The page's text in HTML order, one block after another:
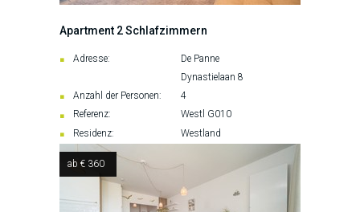
Apartment 2 Schlafzimmern
Adresse:
De Panne
Dynastielaan 8
Anzahl der Personen:
4
Referenz:
Westl G010
Residenz:
Westland
ab € 360